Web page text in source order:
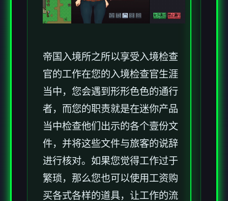
帝国入境所之所以享受入境检查
官的工作在您的入境检查官生涯
当中，您会遇到形形色色的通行
者，而您的职责就是在迷你产品
当中检查他们出示的各个壹份文
件，并将这些文件与旅客的说辞
进行核对。如果您觉得工作过于
繁琐，那么您也可以使用工资购
买各式各样的道具，让工作的流